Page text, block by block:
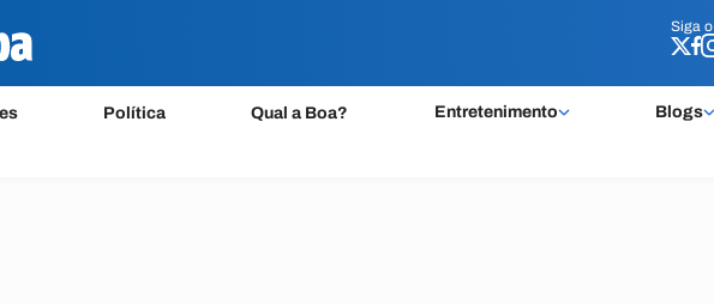
Siga o
Política Qual a Boa? Entretenimento Blogs
Siga o